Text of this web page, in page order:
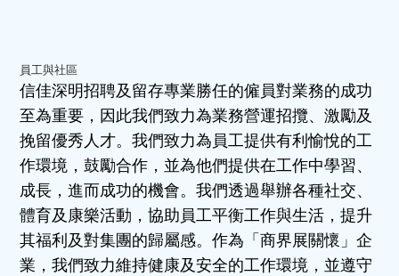
員工與社區
信佳深明招聘及留存專業勝任的僱員對業務的成功
至為重要，因此我們致力為業務營運招攬、激勵及
挽留優秀人才。我們致力為員工提供有利愉悅的工
作環境，鼓勵合作，並為他們提供在工作中學習、
成長，進而成功的機會。我們透過舉辦各種社交、
體育及康樂活動，協助員工平衡工作與生活，提升
其福利及對集團的歸屬感。作為「商界展關懷」企
業，我們致力維持健康及安全的工作環境，並遵守